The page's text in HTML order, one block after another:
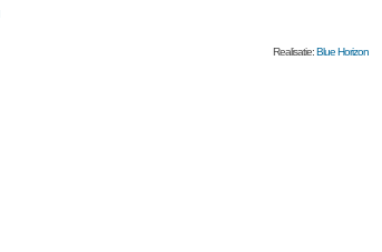
Realisatie:Blue Horizon